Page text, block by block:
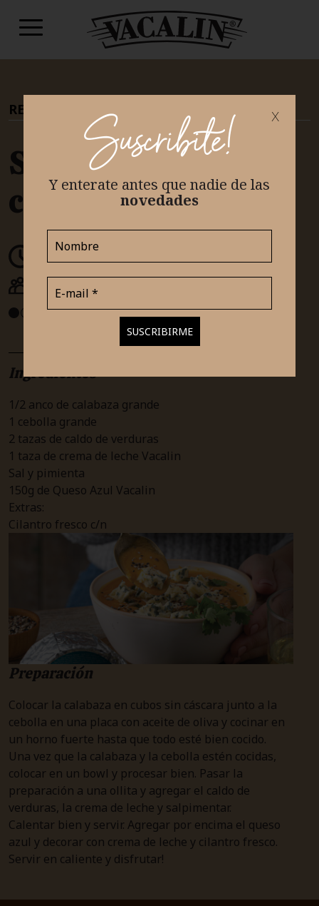
x
Suscribite!
Y enterate antes que nadie de las
novedades
RECETAS TEAM SALADO
Sopa de Calabaza
con Queso Azul
30 minutos
FÁCIL
Ingredientes
1/2 anco de calabaza grande
1 cebolla grande
2 tazas de caldo de verduras
1 taza de crema de leche Vacalin
Sal y pimienta
150g de Queso Azul Vacalin
Extras:
Cilantro fresco c/n
Preparación
Colocar la calabaza en cubos sin cáscara junto a la
cebolla en una placa con aceite de oliva y cocinar en
un horno fuerte hasta que todo esté bien cocido.
Una vez que la calabaza y la cebolla estén cocidas,
colocar en un bowl y procesar bien. Pasar la
preparación a una ollita y agregar el caldo de
verduras, la crema de leche y salpimentar.
Calentar bien y servir. Agregar por encima el queso
azul y decorar con crema de leche y cilantro fresco.
Servir en caliente y disfrutar!